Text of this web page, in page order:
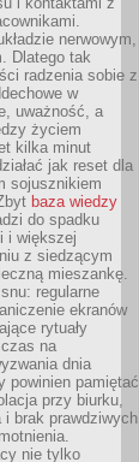
nerwowym,
Dlatego tak
radzenia sobie z
w
uważność, a
życiem
kilka minut
jak reset dla
sojusznikiem
baza wiedzy
do spadku
i większej
z siedzącym
mieszankę.
regularne
ekranów
rytuały
na
dnia
powinien pamiętać
przy biurku,
i brak prawdziwych
nie tylko